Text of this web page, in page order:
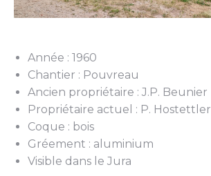
Année : 1960
Chantier : Pouvreau
Ancien propriétaire : J.P. Beunier
Propriétaire actuel : P. Hostettler
Coque : bois
Gréement : aluminium
Visible dans le Jura